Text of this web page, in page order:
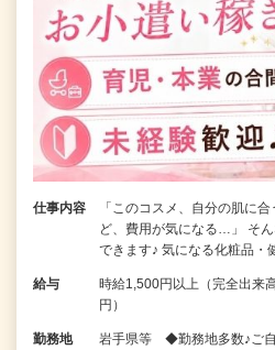
仕事内容
「このコスメ、自分の肌に
ど、費用が気になる…」 そ
できます♪ 気になる化粧品・
給与
時給1,500円以上（完全出来
円）
勤務地
岩手県等 ◆勤務地多数♪ご